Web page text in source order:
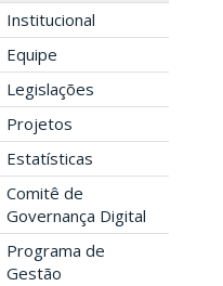
Institucional
Equipe
Legislações
Projetos
Estatísticas
Comitê de
Governança Digital
Programa de
Gestão